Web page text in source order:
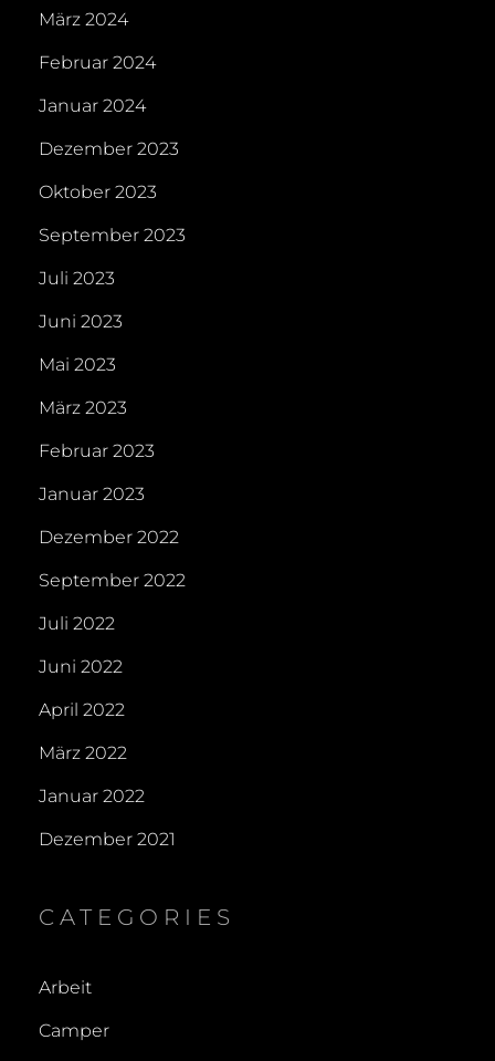
März 2024
Februar 2024
Januar 2024
Dezember 2023
Oktober 2023
September 2023
Juli 2023
Juni 2023
Mai 2023
März 2023
Februar 2023
Januar 2023
Dezember 2022
September 2022
Juli 2022
Juni 2022
April 2022
März 2022
Januar 2022
Dezember 2021
CATEGORIES
Arbeit
Camper